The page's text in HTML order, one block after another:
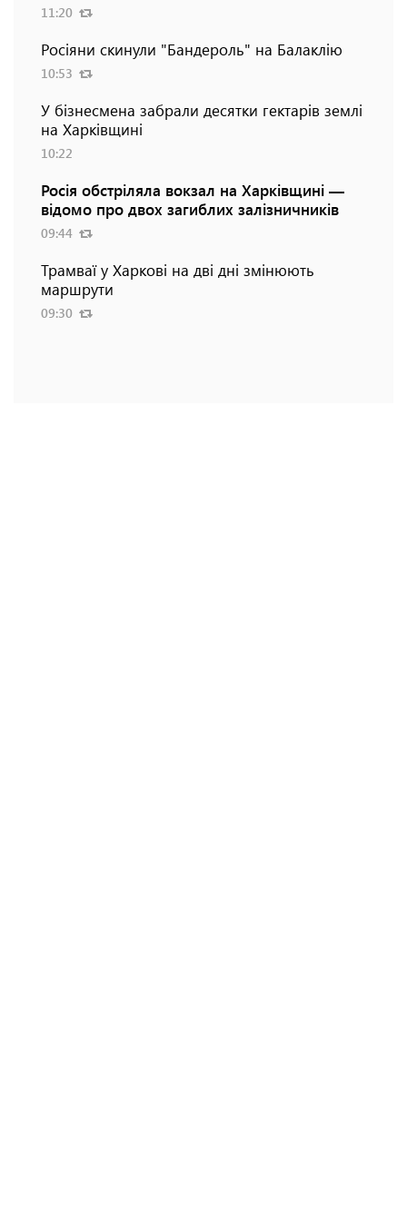
11:20
Росіяни скинули "Бандероль" на Балаклію
10:53
У бізнесмена забрали десятки гектарів землі
на Харківщині
10:22
Росія обстріляла вокзал на Харківщині —
відомо про двох загиблих залізничників
09:44
Трамваї у Харкові на дві дні змінюють
маршрути
09:30